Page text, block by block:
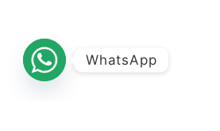
WhatsApp